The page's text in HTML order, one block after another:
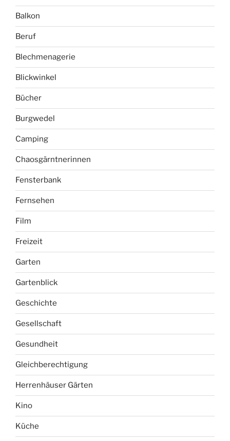
Balkon
Beruf
Blechmenagerie
Blickwinkel
Bücher
Burgwedel
Camping
Chaosgärntnerinnen
Fensterbank
Fernsehen
Film
Freizeit
Garten
Gartenblick
Geschichte
Gesellschaft
Gesundheit
Gleichberechtigung
Herrenhäuser Gärten
Kino
Küche